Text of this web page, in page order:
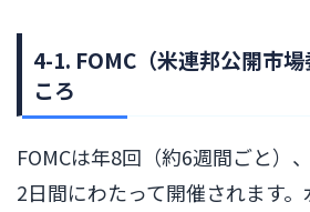
4-1. FOMC（米連邦公開市
ころ
FOMCは年8回（約6週間ごと）
2日間にわたって開催されます